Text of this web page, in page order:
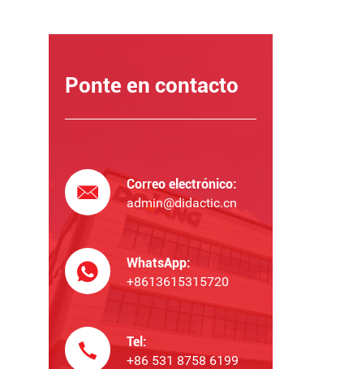
Ponte en contacto
Correo electrónico:
admin@didactic.cn
WhatsApp:
+8613615315720
Tel:
+86 531 8758 6199